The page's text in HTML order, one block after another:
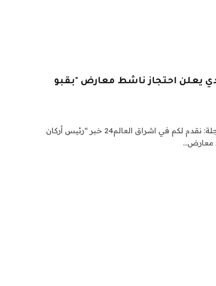
يعلن احتجاز ناشط معارض "بقبو
اشراق العالم 24 متابعات عالمية عاجلة: نقدم لكم في اشراق العالم24 خبر “رئيس أركان
معارض…